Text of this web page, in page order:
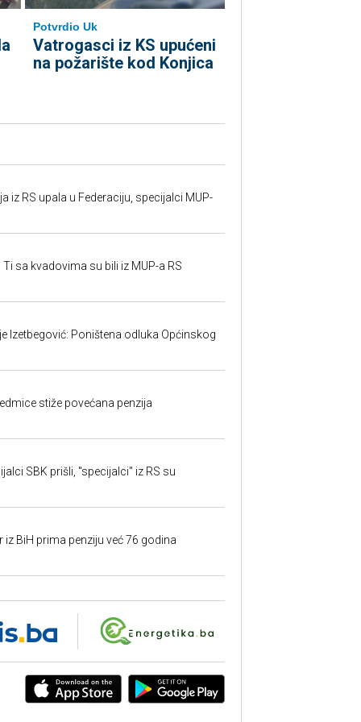
Potvrdio Uk
Vatrogasci iz KS upućeni
na požarište kod Konjica
iz RS upala u Federaciju, specijalci MUP-
sa kvadovima su bili iz MUP-a RS
Izetbegović: Poništena odluka Općinskog
stiže povećana penzija
SBK prišli, "specijalci" iz RS su
iz BiH prima penziju već 76 godina